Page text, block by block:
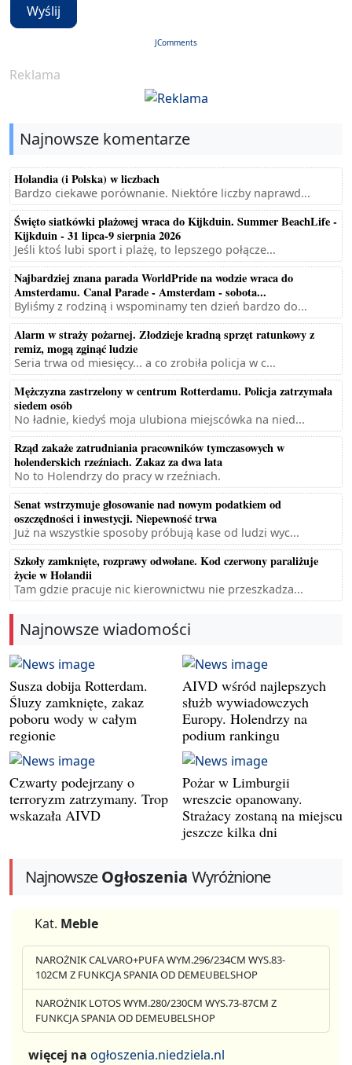
Wyślij
JComments
Reklama
Najnowsze komentarze
Holandia (i Polska) w liczbach
Bardzo ciekawe porównanie. Niektóre liczby naprawd...
Święto siatkówki plażowej wraca do Kijkduin. Summer BeachLife -
Kijkduin - 31 lipca-9 sierpnia 2026
Jeśli ktoś lubi sport i plażę, to lepszego połącze...
Najbardziej znana parada WorldPride na wodzie wraca do
Amsterdamu. Canal Parade - Amsterdam - sobota...
Byliśmy z rodziną i wspominamy ten dzień bardzo do...
Alarm w straży pożarnej. Złodzieje kradną sprzęt ratunkowy z
remiz, mogą zginąć ludzie
Seria trwa od miesięcy... a co zrobiła policja w c...
Mężczyzna zastrzelony w centrum Rotterdamu. Policja zatrzymała
siedem osób
No ładnie, kiedyś moja ulubiona miejscówka na nied...
Rząd zakaże zatrudniania pracowników tymczasowych w
holenderskich rzeźniach. Zakaz za dwa lata
No to Holendrzy do pracy w rzeźniach.
Senat wstrzymuje głosowanie nad nowym podatkiem od
oszczędności i inwestycji. Niepewność trwa
Już na wszystkie sposoby próbują kase od ludzi wyc...
Szkoły zamknięte, rozprawy odwołane. Kod czerwony paraliżuje
życie w Holandii
Tam gdzie pracuje nic kierownictwu nie przeszkadza...
Najnowsze wiadomości
Susza dobija Rotterdam.
Śluzy zamknięte, zakaz
poboru wody w całym
regionie
AIVD wśród najlepszych
służb wywiadowczych
Europy. Holendrzy na
podium rankingu
Czwarty podejrzany o
terroryzm zatrzymany. Trop
wskazała AIVD
Pożar w Limburgii
wreszcie opanowany.
Strażacy zostaną na miejscu
jeszcze kilka dni
NajnowszeOgłoszenia Wyróżnione
Kat. Meble
NAROŻNIK CALVARO+PUFA WYM.296/234CM WYS.83-
102CM Z FUNKCJA SPANIA OD DEMEUBELSHOP
NAROŻNIK LOTOS WYM.280/230CM WYS.73-87CM Z
FUNKCJA SPANIA OD DEMEUBELSHOP
więcej na ogłoszenia.niedziela.nl